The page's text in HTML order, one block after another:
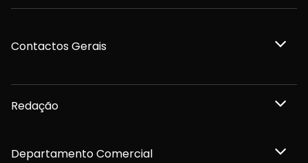
Contactos Gerais
Redação
Departamento Comercial